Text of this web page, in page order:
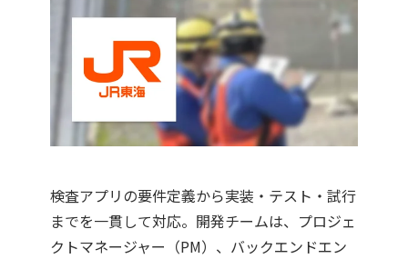
検査アプリの要件定義から実装・テスト・試行
までを一貫して対応。開発チームは、プロジェ
クトマネージャー（PM）、バックエンドエン